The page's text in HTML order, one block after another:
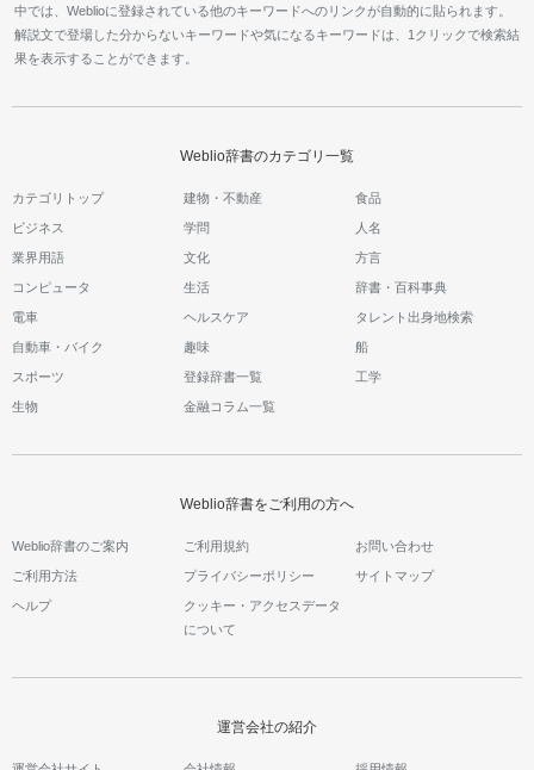
中では、Weblioに登録されている他のキーワードへのリンクが自動的に貼られます。
解説文で登場した分からないキーワードや気になるキーワードは、1クリックで検索結
果を表示することができます。
Weblio辞書のカテゴリ一覧
カテゴリトップ 建物・不動産 食品
ビジネス 学問 人名
業界用語 文化 方言
コンピュータ 生活 辞書・百科事典
電車 ヘルスケア タレント出身地検索
自動車・バイク 趣味 船
スポーツ 登録辞書一覧 工学
生物 金融コラム一覧
Weblio辞書をご利用の方へ
Weblio辞書のご案内 ご利用規約 お問い合わせ
ご利用方法 プライバシーポリシー サイトマップ
ヘルプ
クッキー・アクセスデータ
について
運営会社の紹介